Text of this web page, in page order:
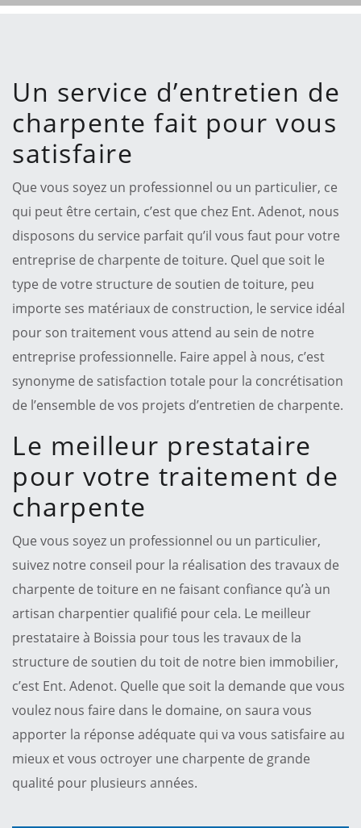
Un service d’entretien de
charpente fait pour vous
satisfaire
Que vous soyez un professionnel ou un particulier, ce
qui peut être certain, c’est que chez Ent. Adenot, nous
disposons du service parfait qu’il vous faut pour votre
entreprise de charpente de toiture. Quel que soit le
type de votre structure de soutien de toiture, peu
importe ses matériaux de construction, le service idéal
pour son traitement vous attend au sein de notre
entreprise professionnelle. Faire appel à nous, c’est
synonyme de satisfaction totale pour la concrétisation
de l’ensemble de vos projets d’entretien de charpente.
Le meilleur prestataire
pour votre traitement de
charpente
Que vous soyez un professionnel ou un particulier,
suivez notre conseil pour la réalisation des travaux de
charpente de toiture en ne faisant confiance qu’à un
artisan charpentier qualifié pour cela. Le meilleur
prestataire à Boissia pour tous les travaux de la
structure de soutien du toit de notre bien immobilier,
c’est Ent. Adenot. Quelle que soit la demande que vous
voulez nous faire dans le domaine, on saura vous
apporter la réponse adéquate qui va vous satisfaire au
mieux et vous octroyer une charpente de grande
qualité pour plusieurs années.